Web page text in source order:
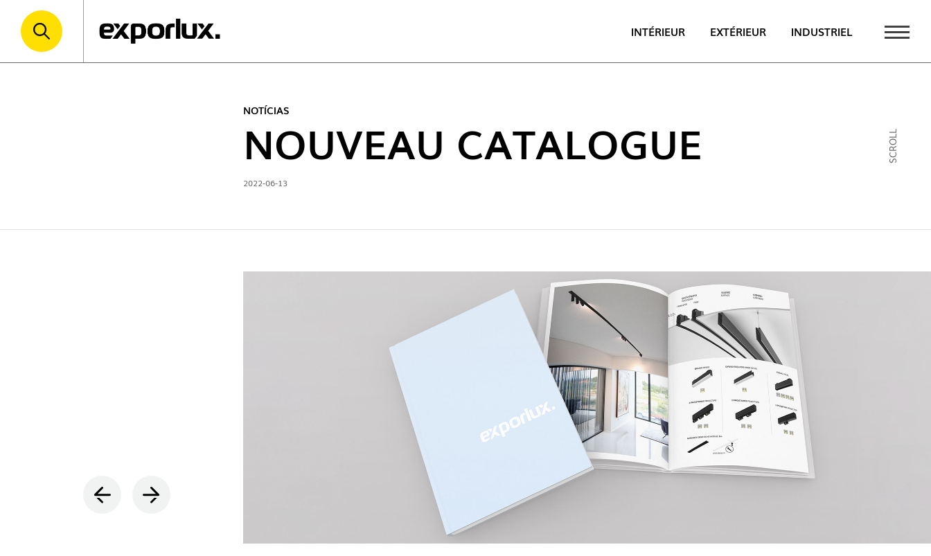
INTÉRIEUR EXTÉRIEUR INDUSTRIEL
ACTUALITÉS
NOUVEAU CATALOGUE
EXPORLUX @ Q31 ÉCLAIRAGE DE
BÂTIMENT – ​​QUINTA DA FONTE
NOTÍCIAS
NOUVEAU CATALOGUE
2022-06-13
SCROLL